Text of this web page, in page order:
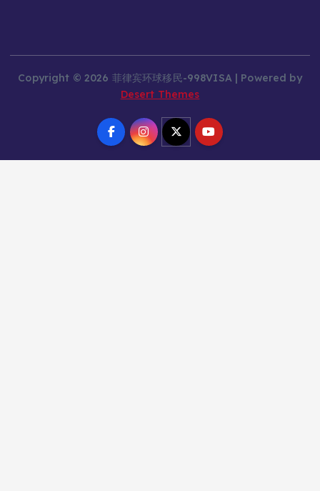
Copyright © 2026 菲律宾环球移民-998VISA | Powered by
Desert Themes